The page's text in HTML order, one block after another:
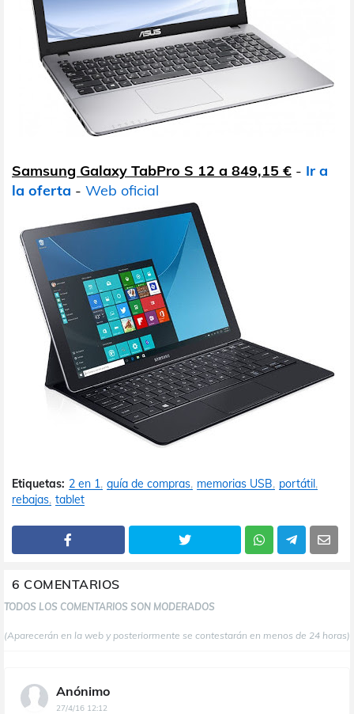
Samsung Galaxy TabPro S 12 a 849,15 € - Ir a
la oferta - Web oficial
Etiquetas: 2 en 1 guía de compras memorias USB portátil
rebajas tablet
6 COMENTARIOS
TODOS LOS COMENTARIOS SON MODERADOS
(Aparecerán en la web y posteriormente se contestarán en menos de 24 horas)
Anónimo
27/4/16 12:12